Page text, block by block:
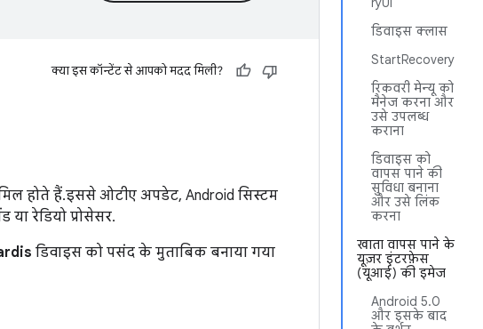
डिवाइस क्लास
StartRecovery
रिकवरी मेन्यू को
मैनेज करना और
उसे उपलब्ध
कराना
डिवाइस को
वापस पाने की
सुविधा बनाना
और उसे लिंक
करना
खाता वापस पाने के
यूज़र इंटरफ़ेस
(यूआई) की इमेज
Android 5.0
और इसके बाद
क्या इस कॉन्टेंट से आपको मदद मिली?
होते हैं.इससे ओटीए अपडेट, Android सिस्टम
रेडियो प्रोसेसर.
डिवाइस को पसंद के मुताबिक बनाया गया